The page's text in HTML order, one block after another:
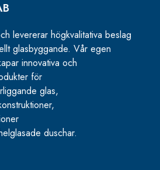
levererar högkvalitativa beslag
glasbyggande. Vår egen
innovativa och
för
glas,
duschar.